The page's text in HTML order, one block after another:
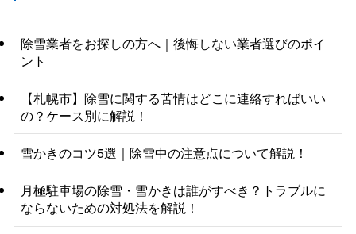
除雪業者をお探しの方へ｜後悔しない業者選びのポイ
ント
【札幌市】除雪に関する苦情はどこに連絡すればいい
の？ケース別に解説！
雪かきのコツ5選｜除雪中の注意点について解説！
月極駐車場の除雪・雪かきは誰がすべき？トラブルに
ならないための対処法を解説！